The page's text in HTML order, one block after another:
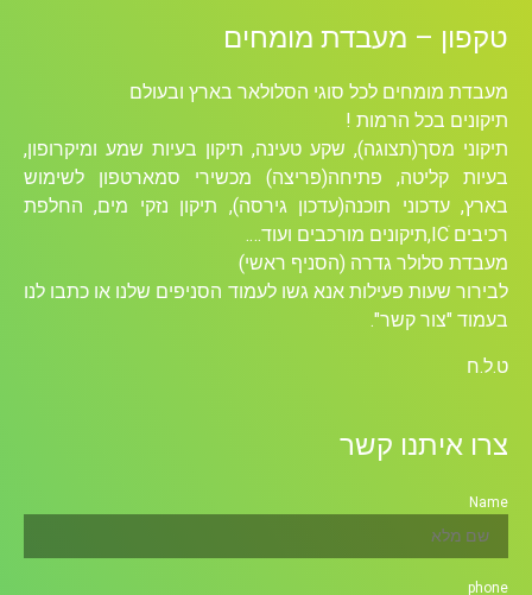
טקפון – מעבדת מומחים
מעבדת מומחים לכל סוגי הסלולאר בארץ ובעולם
תיקונים בכל הרמות !
תיקוני מסך(תצוגה), שקע טעינה, תיקון בעיות שמע ומיקרופון,
בעיות קליטה, פתיחה(פריצה) מכשירי סמארטפון לשימוש
בארץ, עדכוני תוכנה(עדכון גירסה), תיקון נזקי מים, החלפת
רכיבים ICׁ,תיקונים מורכבים ועוד….
מעבדת סלולר גדרה (הסניף ראשי)
לבירור שעות פעילות אנא גשו לעמוד הסניפים שלנו או כתבו לנו
בעמוד "צור קשר".
ט.ל.ח
צרו איתנו קשר
Name
phone